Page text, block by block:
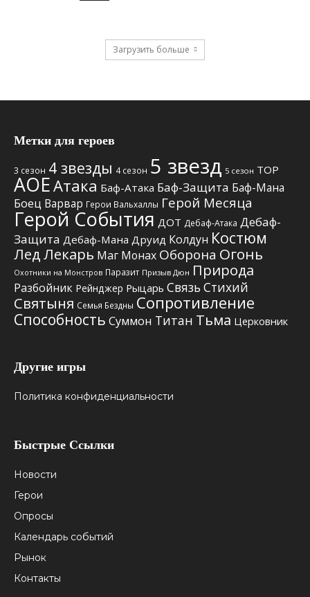
Загрузить больше
Метки для героев
3 сезон 4 звезды 4 сезон 5 звезд 5 сезон TOP
АОЕАтака Баф-Атака Баф-Защита Баф-Мана
Боец Варвар Герои Вальхаллы Герой Месяца
Герой События ДОТ Дебаф-Атака Дебаф-
Защита Дебаф-Мана Друид Колдун Костюм
ЛедЛекарь Маг Монах Оборона Огонь
Охотники на Монстров Паразит Призыв Дюн Природа
Разбойник Рейнджер Рыцарь Связь Стихий
Святыня Семья Бездны Сопротивление
Способность Суммон Титан Тьма Церковник
Другие игры
Политика конфиденциальности
Быстрые Ссылки
Новости
Герои
Опросы
Календарь событий
Рынок
Контакты